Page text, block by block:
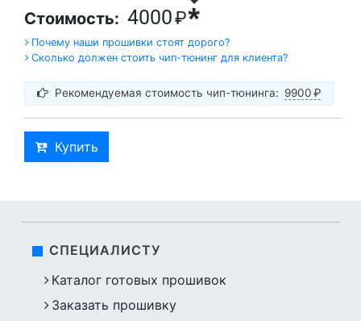
Стоимость: 4000₽*
Почему наши прошивки стоят дорого?
Сколько должен стоить чип-тюнинг для клиента?
Рекомендуемая стоимость чип-тюнинга: 9900₽
Купить
СПЕЦИАЛИСТУ
Каталог готовых прошивок
Заказать прошивку